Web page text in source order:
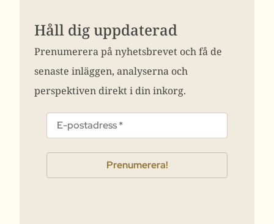
Håll dig uppdaterad
Prenumerera på nyhetsbrevet och få de
senaste inläggen, analyserna och
perspektiven direkt i din inkorg.